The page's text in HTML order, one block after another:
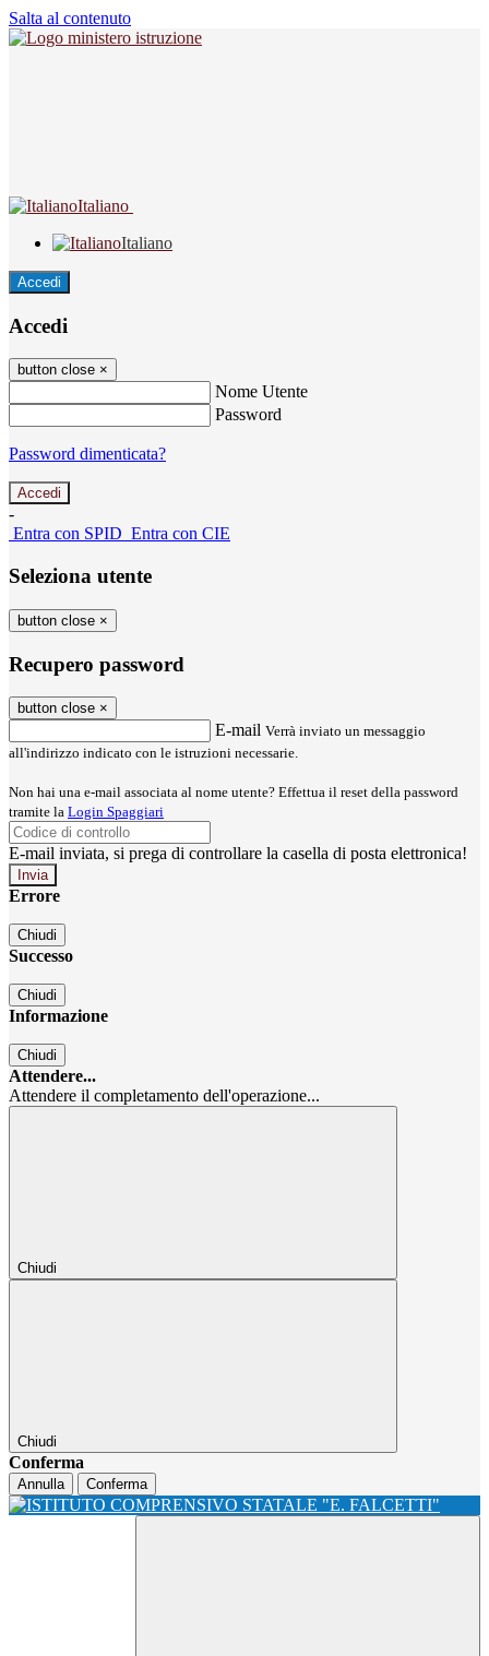
Salta al contenuto
Italiano
Italiano
Accedi
Accedi
button close ×
Nome Utente
Password
Password dimenticata?
-
Entra con SPID Entra con CIE
Seleziona utente
button close ×
Recupero password
button close ×
E-mail Verrà inviato un messaggio
all'indirizzo indicato con le istruzioni necessarie.
Non hai una e-mail associata al nome utente? Effettua il reset della password
tramite la Login Spaggiari
E-mail inviata, si prega di controllare la casella di posta elettronica!
Errore
Chiudi
Successo
Chiudi
Informazione
Chiudi
Attendere...
Attendere il completamento dell'operazione...
Chiudi
Chiudi
Conferma
Annulla Conferma